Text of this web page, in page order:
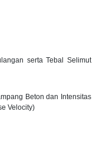
serta Tebal Selimut
Beton dan Intensitas
Velocity)